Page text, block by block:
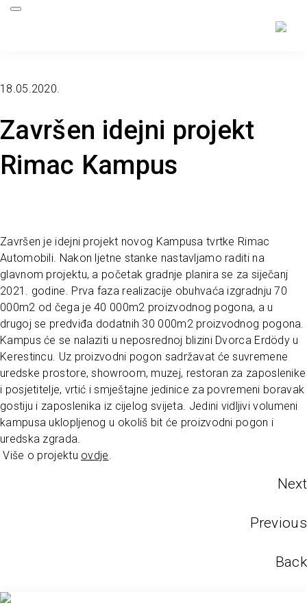
Završen idejni projekt
Rimac Kampus
18.05.2020.
Završen je idejni projekt novog Kampusa tvrtke Rimac
Automobili. Nakon ljetne stanke nastavljamo raditi na
glavnom projektu, a početak gradnje planira se za siječanj
2021. godine. Prva faza realizacije obuhvaća izgradnju 70
000m2 od čega je 40 000m2 proizvodnog pogona, a u
drugoj se predviđa dodatnih 30 000m2 proizvodnog pogona.
Kampus će se nalaziti u neposrednoj blizini Dvorca Erdödy u
Kerestincu. Uz proizvodni pogon sadržavat će suvremene
uredske prostore, showroom, muzej, restoran za zaposlenike
i posjetitelje, vrtić i smještajne jedinice za povremeni boravak
gostiju i zaposlenika iz cijelog svijeta. Jedini vidljivi volumeni
kampusa uklopljenog u okoliš bit će proizvodni pogon i
uredska zgrada.
Više o projektu ovdje
Next
Previous
Back